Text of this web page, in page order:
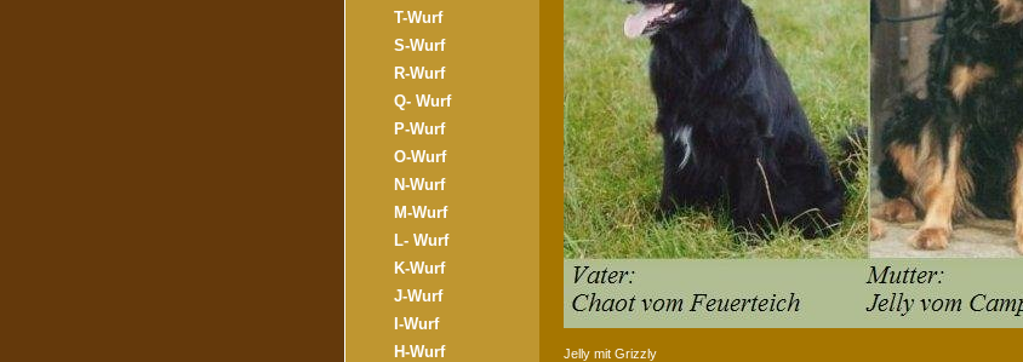
T-Wurf
S-Wurf
R-Wurf
Q- Wurf
P-Wurf
O-Wurf
N-Wurf
M-Wurf
L- Wurf
K-Wurf
J-Wurf
I-Wurf
H-Wurf
Jelly mit Grizzly